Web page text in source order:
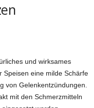
und wirksames
Speisen eine milde Schärfe
von Gelenkentzündungen.
mit den Schmerzmitteln